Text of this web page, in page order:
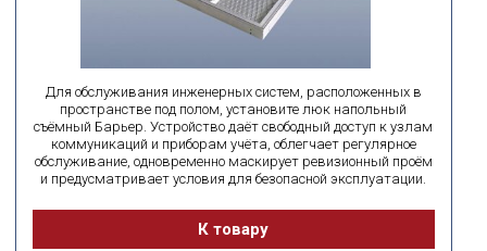
Для обслуживания инженерных систем, расположенных в
пространстве под полом, установите люк напольный
съёмный Барьер. Устройство даёт свободный доступ к узлам
коммуникаций и приборам учёта, облегчает регулярное
обслуживание, одновременно маскирует ревизионный проём
и предусматривает условия для безопасной эксплуатации.
К товару